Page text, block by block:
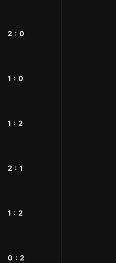
2 : 0
1 : 0
1 : 2
2 : 1
1 : 2
0 : 2